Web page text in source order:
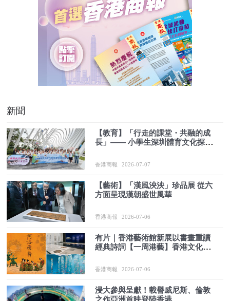
新聞
【教育】「行走的課堂・共融的成
長」—— 小學生深圳體育文化探索
香港商報 2026-07-07
【藝術】「漢風泱泱」珍品展 從六
方面呈現漢朝盛世風華
香港商報 2026-07-06
有片｜香港藝術館新展以書畫重讀
經典詩詞【一周港藝】香港文化藝
香港商報 2026-07-06
浸大參與呈獻！載譽威尼斯、倫敦